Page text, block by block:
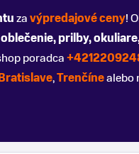
zavýpredajové ceny!
oblečenie, prilby,
poradca
,Trenčínealebo